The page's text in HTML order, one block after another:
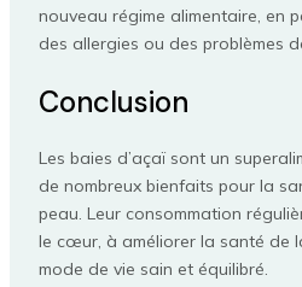
nouveau régime alimentaire, en
des allergies ou des problèmes
Conclusion
Les baies d’açaï sont un
de nombreux bienfaits pour la
peau. Leur consommation
le cœur, à améliorer la santé de
mode de vie sain et équilibré.